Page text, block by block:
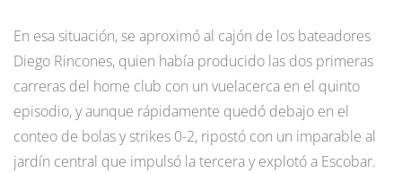
En esa situación, se aproximó al cajón de los bateadores
Diego Rincones, quien había producido las dos primeras
carreras del home club con un vuelacerca en el quinto
episodio, y aunque rápidamente quedó debajo en el
conteo de bolas y strikes 0-2, ripostó con un imparable al
jardín central que impulsó la tercera y explotó a Escobar.